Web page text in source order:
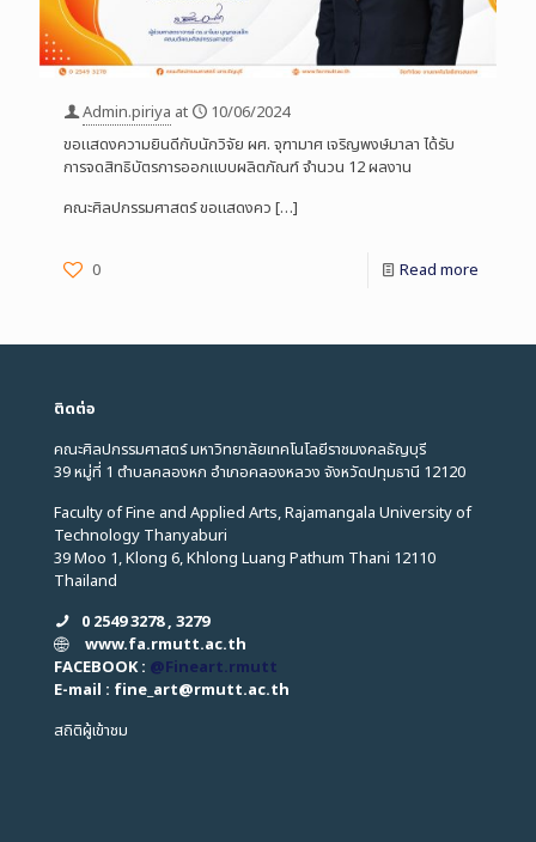
Admin.piriya at
10/06/2024
ขอแสดงความยินดีกับนักวิจัย ผศ. จุฑามาศ เจริญพงษ์มาลา ได้รับ
การจดสิทธิบัตรการออกแบบผลิตภัณฑ์ จำนวน 12 ผลงาน
คณะศิลปกรรมศาสตร์ ขอแสดงคว […]
0 Read more
ติดต่อ
คณะศิลปกรรมศาสตร์ มหาวิทยาลัยเทคโนโลยีราชมงคลธัญบุรี
39 หมู่ที่ 1 ตำบลคลองหก อำเภอคลองหลวง จังหวัดปทุมธานี 12120
Faculty of Fine and Applied Arts, Rajamangala University of
Technology Thanyaburi
39 Moo 1, Klong 6, Khlong Luang Pathum Thani 12110
Thailand
0 2549 3278 , 3279
www.fa.rmutt.ac.th
FACEBOOK : @Fineart.rmutt
E-mail : fine_art@rmutt.ac.th
สถิติผู้เข้าชม